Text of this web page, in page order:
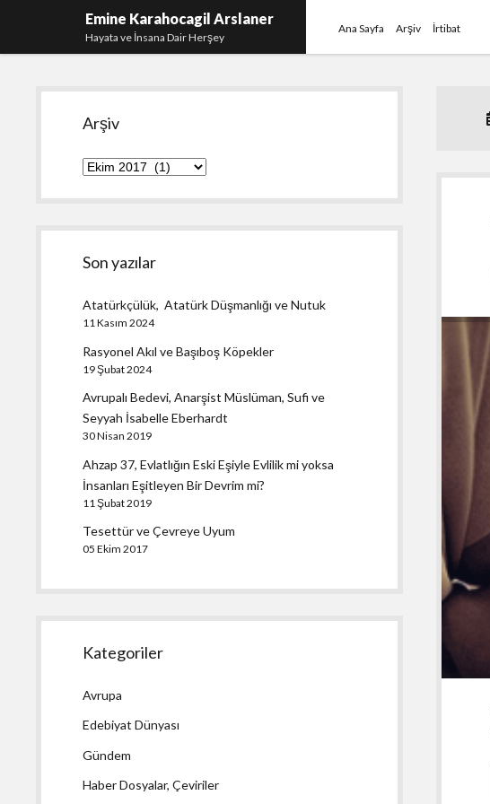
Emine Karahocagil Arslaner
Hayata ve İnsana Dair Herşey
Ana Sayfa Arşiv İrtibat
Yan
Menü
Arşiv
Arşiv
Son yazılar
Atatürkçülük, Atatürk Düşmanlığı ve Nutuk
11 Kasım 2024
Rasyonel Akıl ve Başıboş Köpekler
19 Şubat 2024
Avrupalı Bedevi, Anarşist Müslüman, Sufi ve
Seyyah İsabelle Eberhardt
30 Nisan 2019
Ahzap 37, Evlatlığın Eski Eşiyle Evlilik mi yoksa
İnsanları Eşitleyen Bir Devrim mi?
11 Şubat 2019
Tesettür ve Çevreye Uyum
05 Ekim 2017
Kategoriler
Avrupa
Edebiyat Dünyası
Gündem
Haber Dosyalar, Çeviriler